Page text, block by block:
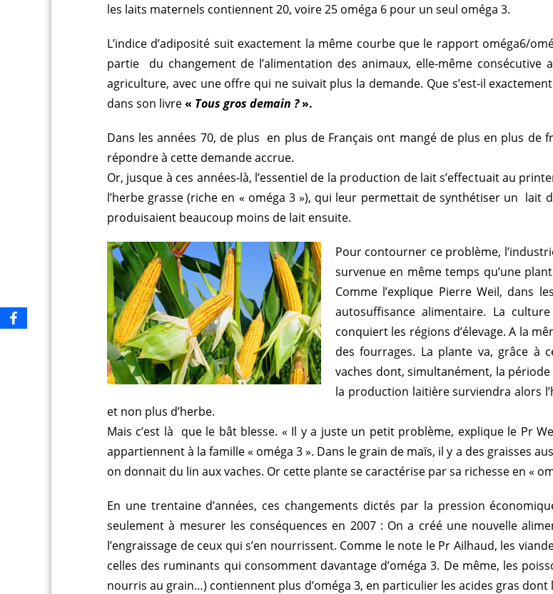
les laits maternels contiennent 20, voire 25 oméga 6 pour un seul oméga 3.
L’indice d’adiposité suit exactement la même courbe que le rapport oméga6/
partie du changement de l’alimentation des animaux, elle-même
agriculture, avec une offre qui ne suivait plus la demande. Que s’est-il
dans son livre« Tous gros demain ?».
Dans les années 70, de plus en plus de Français ont mangé de plus en plus de
répondre à cette demande accrue.
Or, jusque à ces années-là, l’essentiel de la production de lait s’effectuait au
l’herbe grasse (riche en « oméga 3 »), qui leur permettait de synthétiser un lait
produisaient beaucoup moins de lait ensuite.
Pour contourner ce problème,
survenue en même temps qu’une
Comme l’explique Pierre Weil, dans
autosuffisance alimentaire. La
conquiert les régions d’élevage. A la
des fourrages. La plante va, grâce à
vaches dont, simultanément, la période
la production laitière surviendra alors
et non plus d’herbe.
Mais c’est là que le bât blesse. « Il y a juste un petit problème, explique le Pr
appartiennent à la famille « oméga 3 ». Dans le grain de maïs, il y a des graisses
on donnait du lin aux vaches. Or cette plante se caractérise par sa richesse en «
En une trentaine d’années, ces changements dictés par la pression
seulement à mesurer les conséquences en 2007 : On a créé une nouvelle
l’engraissage de ceux qui s’en nourrissent. Comme le note le Pr Ailhaud, les
celles des ruminants qui consomment davantage d’oméga 3. De même, les
nourris au grain…) contiennent plus d’oméga 3, en particulier les acides gras dont